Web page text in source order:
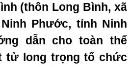
(thôn Long Bình, xã
Phước, tỉnh Ninh
dẫn cho toàn thể
tử long trọng tổ chức